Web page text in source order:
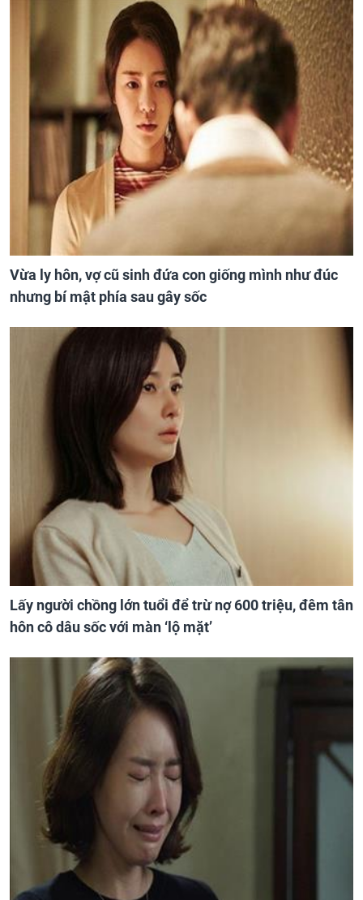
Vừa ly hôn, vợ cũ sinh đứa con giống mình như đúc
nhưng bí mật phía sau gây sốc
Lấy người chồng lớn tuổi để trừ nợ 600 triệu, đêm tân
hôn cô dâu sốc với màn ‘lộ mặt’